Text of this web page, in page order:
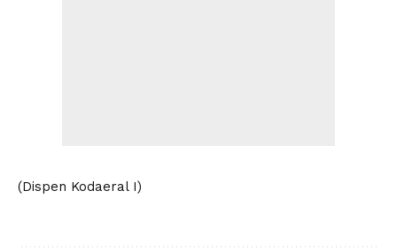
(Dispen Kodaeral I)